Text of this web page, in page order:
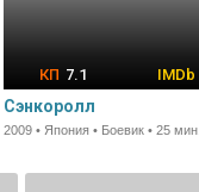
7.1
Сэнкоролл
2009 • Япония • Боевик • 25 мин.